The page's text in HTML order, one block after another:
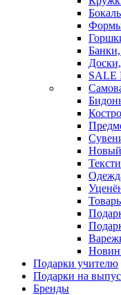
Формы
SALE
Подарки учителю
Подарки на
Бренды